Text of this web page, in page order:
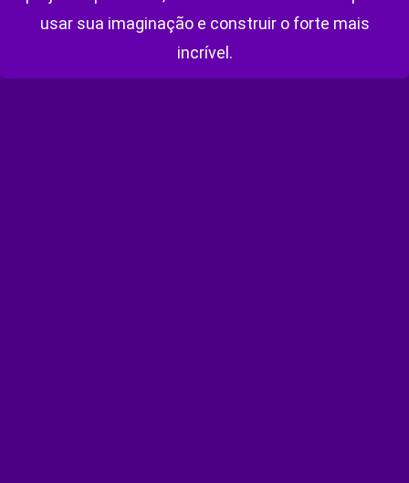
usar sua imaginação e construir o forte mais
incrível.